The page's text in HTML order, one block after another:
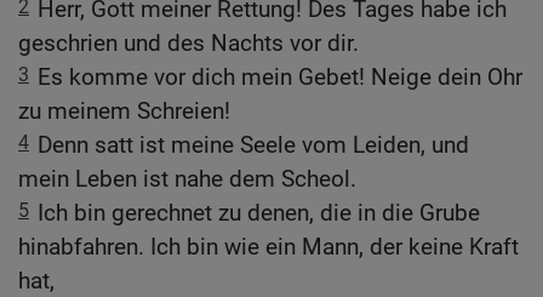
2 Herr, Gott meiner Rettung! Des Tages habe ich
geschrien und des Nachts vor dir.
3 Es komme vor dich mein Gebet! Neige dein Ohr
zu meinem Schreien!
4 Denn satt ist meine Seele vom Leiden, und
mein Leben ist nahe dem Scheol.
5 Ich bin gerechnet zu denen, die in die Grube
hinabfahren. Ich bin wie ein Mann, der keine Kraft
hat,